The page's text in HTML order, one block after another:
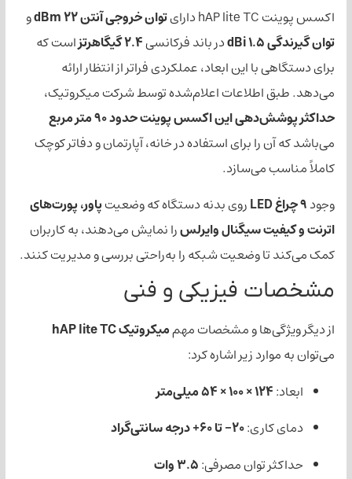
توان خروجی آنتن 22 dBm
و
در باند فرکانسی2.4 گیگاهرتز
است که
این ابعاد، عملکردی فراتر از انتظار ارائه
اعلام‌شده توسط شرکت میکروتیک،
این اکسس پوینت حدود 90 متر مربع
برای استفاده در خانه، آپارتمان و دفاتر کوچک
می‌سازد.
روی بدنه دستگاه که وضعیتپاور، پورت‌های
سیگنال وایرلسرا نمایش می‌دهند، به کاربران
وضعیت شبکه را به‌راحتی بررسی و مدیریت کنند.
فیزیکی و فنی
و مشخصات مهممیکروتیک hAP lite TC
زیر اشاره کرد:
20- تا 60+ درجه سانتی‌گراد
توان مصرفی:3.5 وات